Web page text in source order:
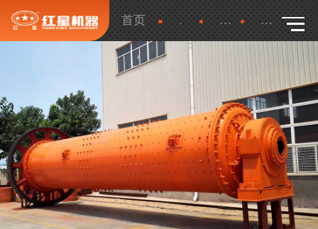
首页 产品 更多 详细